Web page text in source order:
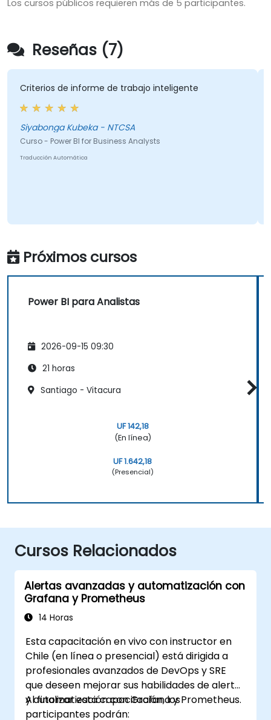
Los cursos públicos requieren más de 5 participantes.
Reseñas (7)
Criterios de informe de trabajo inteligente
Siyabonga Kubeka - NTCSA
Curso - Power BI for Business Analysts
Traducción Automática
Próximos cursos
Power BI para Analistas
2026-09-15 09:30
21 horas
Santiago - Vitacura
UF 142,18
(En línea)
UF 1.642,18
(Presencial)
Cursos Relacionados
Alertas avanzadas y automatización con
Grafana y Prometheus
14 Horas
Esta capacitación en vivo con instructor en
Chile (en línea o presencial) está dirigida a
profesionales avanzados de DevOps y SRE
que deseen mejorar sus habilidades de alerta
y automatización con Grafana y Prometheus.
Al finalizar esta capacitación, los
participantes podrán: